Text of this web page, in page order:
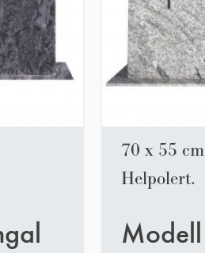
70 x 55
Helpolert.